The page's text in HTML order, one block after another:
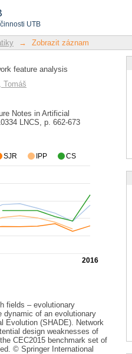
UTB
through
→ Zobrazit záznam
feature analysis
Tomáš
Notes in Artificial
LNCS, p. 662-673
2016
SJR IPP CS
fields – evolutionary
dynamic of an evolutionary
Evolution (SHADE). Network
design weaknesses of
CEC2015 benchmark set of
© Springer International